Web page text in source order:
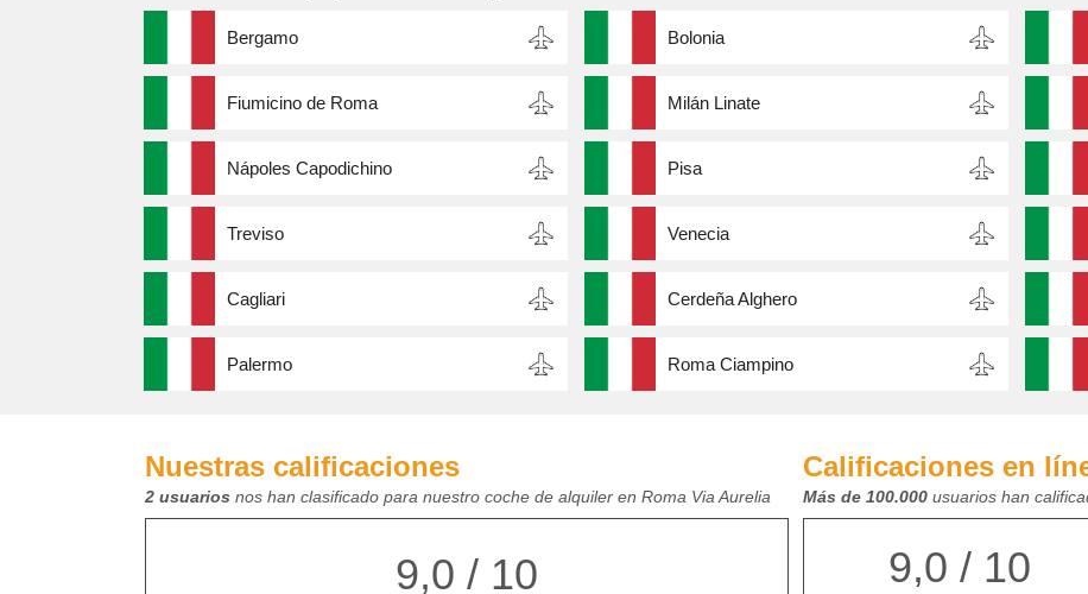
Bergamo Bolonia
Fiumicino de Roma Milán Linate
Nápoles Capodichino Pisa
Treviso Venecia
Cagliari Cerdeña Alghero
Palermo Roma Ciampino
Nuestras calificaciones
2 usuarios nos han clasificado para nuestro coche de alquiler en Roma Via Aurelia
9,0 / 10
Calificaciones en
Más de 100.000 usuarios han
9,0 / 10